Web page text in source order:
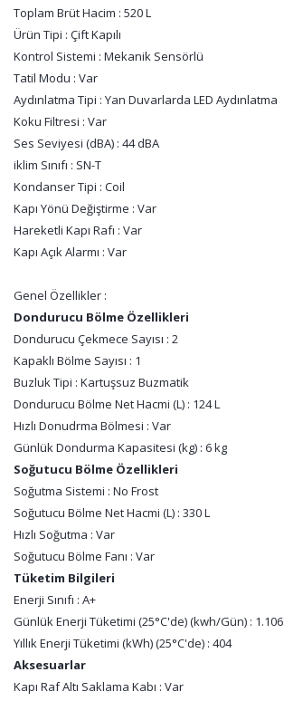
Toplam Brüt Hacim : 520 L
Ürün Tipi : Çift Kapılı
Kontrol Sistemi : Mekanik Sensörlü
Tatil Modu : Var
Aydınlatma Tipi : Yan Duvarlarda LED Aydınlatma
Koku Filtresi : Var
Ses Seviyesi (dBA) : 44 dBA
iklim Sınıfı : SN-T
Kondanser Tipi : Coil
Kapı Yönü Değiştirme : Var
Hareketli Kapı Rafı : Var
Kapı Açık Alarmı : Var
Genel Özellikler :
Dondurucu Bölme Özellikleri
Dondurucu Çekmece Sayısı : 2
Kapaklı Bölme Sayısı : 1
Buzluk Tipi : Kartuşsuz Buzmatik
Dondurucu Bölme Net Hacmi (L) : 124 L
Hızlı Donudrma Bölmesi : Var
Günlük Dondurma Kapasitesi (kg) : 6 kg
Soğutucu Bölme Özellikleri
Soğutma Sistemi : No Frost
Soğutucu Bölme Net Hacmi (L) : 330 L
Hızlı Soğutma : Var
Soğutucu Bölme Fanı : Var
Tüketim Bilgileri
Enerji Sınıfı : A+
Günlük Enerji Tüketimi (25°C'de) (kwh/Gün) : 1.106
Yıllık Enerji Tüketimi (kWh) (25°C'de) : 404
Aksesuarlar
Kapı Raf Altı Saklama Kabı : Var